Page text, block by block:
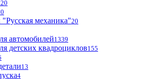
20
0
механика"20
автомобилей1339
детских квадроциклов155
13
4